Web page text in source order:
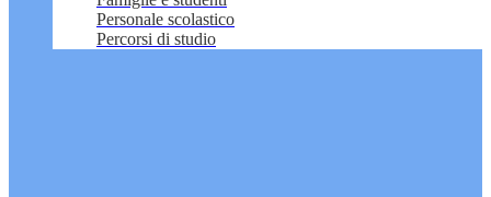
Personale scolastico
Percorsi di studio